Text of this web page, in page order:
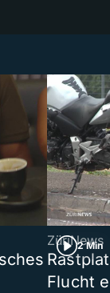
2 Min
ZüriNews
Flucht